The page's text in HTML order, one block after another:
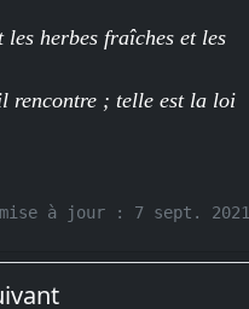
herbes fraîches et les
rencontre ; telle est la loi
à jour : 7 sept. 2021